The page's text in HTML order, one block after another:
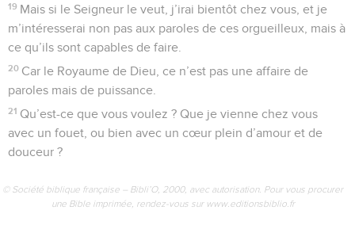
19 Mais si le Seigneur le veut, j’irai bientôt chez vous, et je
m’intéresserai non pas aux paroles de ces orgueilleux, mais à
ce qu’ils sont capables de faire.
20 Car le Royaume de Dieu, ce n’est pas une affaire de
paroles mais de puissance.
21 Qu’est-ce que vous voulez ? Que je vienne chez vous
avec un fouet, ou bien avec un cœur plein d’amour et de
douceur ?
© Société biblique française – Bibli’O, 2000, avec autorisation. Pour vous procurer
une Bible imprimée, rendez-vous sur www.editionsbiblio.fr